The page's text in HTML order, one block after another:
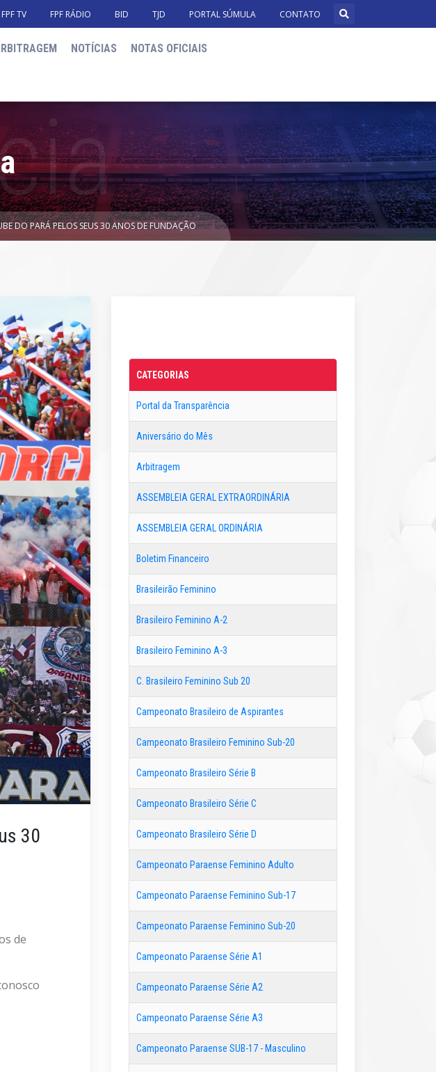
FPF TV FPF RÁDIO BID TJD PORTAL SÚMULA CONTATO
NOTÍCIAS NOTAS OFICIAIS
DO PARÁ PELOS SEUS 30 ANOS DE FUNDAÇÃO
30
de
CATEGORIAS
Portal da Transparência
Aniversário do Mês
Arbitragem
ASSEMBLEIA GERAL EXTRAORDINÁRIA
ASSEMBLEIA GERAL ORDINÁRIA
Boletim Financeiro
Brasileirão Feminino
Brasileiro Feminino A-2
Brasileiro Feminino A-3
C. Brasileiro Feminino Sub 20
Campeonato Brasileiro de Aspirantes
Campeonato Brasileiro Feminino Sub-20
Campeonato Brasileiro Série B
Campeonato Brasileiro Série C
Campeonato Brasileiro Série D
Campeonato Paraense Feminino Adulto
Campeonato Paraense Feminino Sub-17
Campeonato Paraense Feminino Sub-20
Campeonato Paraense Série A1
Campeonato Paraense Série A2
Campeonato Paraense Série A3
Campeonato Paraense SUB-17 - Masculino